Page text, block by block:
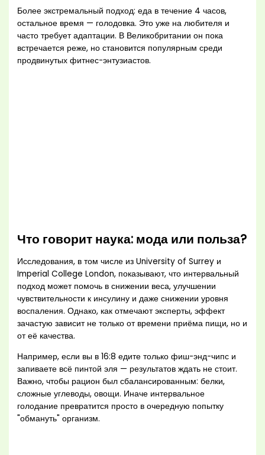
Более экстремальный подход: еда в течение 4 часов,
остальное время — голодовка. Это уже на любителя и
часто требует адаптации. В Великобритании он пока
встречается реже, но становится популярным среди
продвинутых фитнес-энтузиастов.
Что говорит наука: мода или польза?
Исследования, в том числе из University of Surrey и
Imperial College London, показывают, что интервальный
подход может помочь в снижении веса, улучшении
чувствительности к инсулину и даже снижении уровня
воспаления. Однако, как отмечают эксперты, эффект
зачастую зависит не только от времени приёма пищи, но и
от её качества.
Например, если вы в 16:8 едите только фиш-энд-чипс и
запиваете всё пинтой эля — результатов ждать не стоит.
Важно, чтобы рацион был сбалансированным: белки,
сложные углеводы, овощи. Иначе интервальное
голодание превратится просто в очередную попытку
"обмануть" организм.